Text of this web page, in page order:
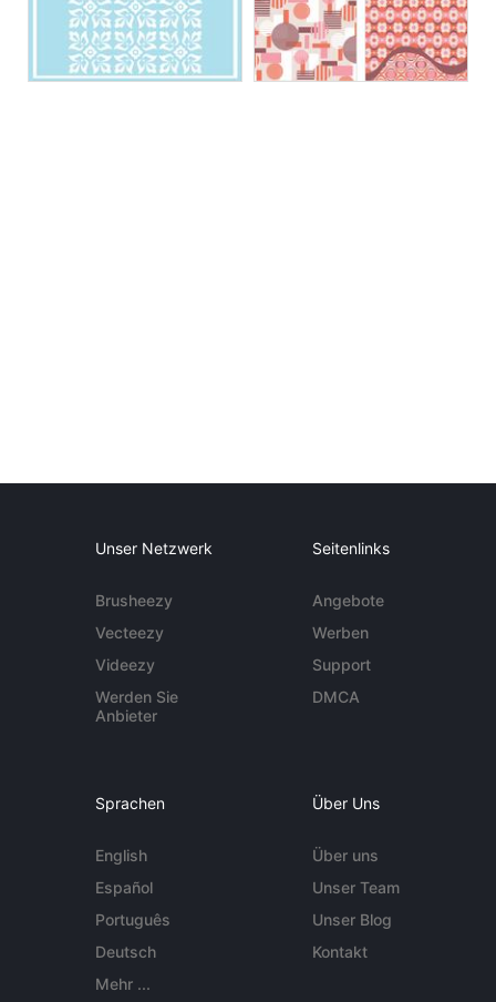
Unser Netzwerk
Brusheezy
Vecteezy
Videezy
Werden Sie
Anbieter
Seitenlinks
Angebote
Werben
Support
DMCA
Sprachen
English
Español
Português
Deutsch
Mehr ...
Über Uns
Über uns
Unser Team
Unser Blog
Kontakt